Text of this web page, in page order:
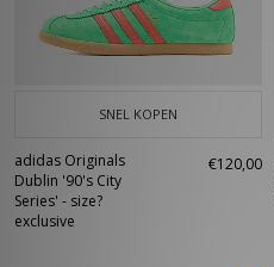
SNEL KOPEN
adidas Originals
Dublin '90's City
Series' - size?
exclusive
€120,00